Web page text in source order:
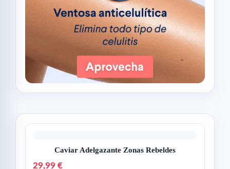
Caviar Adelgazante Zonas Rebeldes
29,99 €